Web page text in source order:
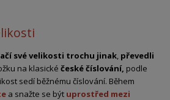
své velikosti trochu jinak převedli
na klasické české číslování, podle
sedí běžnému číslování. Během
a snažte se být uprostřed mezi